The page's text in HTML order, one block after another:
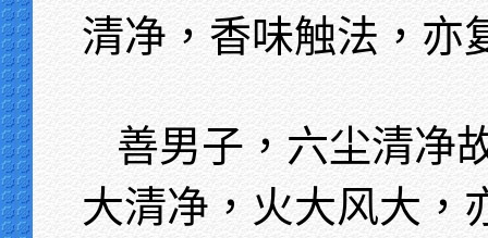
清净，香味触法，亦
善男子，六尘清净
大清净，火大风大，